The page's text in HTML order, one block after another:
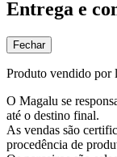
Entrega e
Fechar
Produto vendido por
O Magalu se
até o destino final.
As vendas são
procedência de